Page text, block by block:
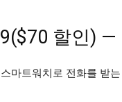
할인) —